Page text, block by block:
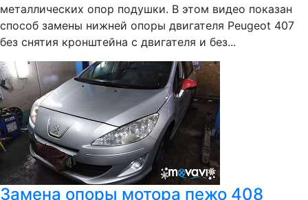
металлических опор подушки. В этом видео показан
способ замены нижней опоры двигателя Peugeot 407
без снятия кронштейна с двигателя и без...
Замена опоры мотора пежо 408